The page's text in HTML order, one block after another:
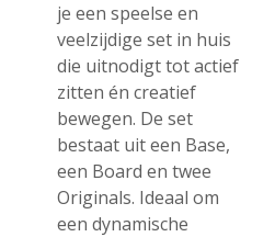
je een speelse en
veelzijdige set in huis
die uitnodigt tot actief
zitten én creatief
bewegen. De set
bestaat uit een Base,
een Board en twee
Originals. Ideaal om
een dynamische